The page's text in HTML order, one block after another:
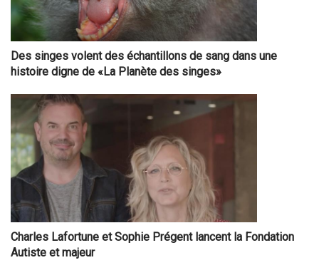
Des singes volent des échantillons de sang dans une
histoire digne de «La Planète des singes»
Charles Lafortune et Sophie Prégent lancent la Fondation
Autiste et majeur